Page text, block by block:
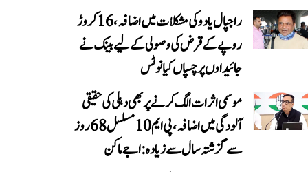
راجپال یادو کی مشکلات میں اضافہ، 16 کروڑ
روپے کے قرض کی وصولی کے لیے بینک نے
جائیداوں پر چسپاں کیا نوٹس
موسمی اثرات الگ کرنے پر بھی دہلی کی حقیقی
آلودگی میں اضافہ، پی ایم 10 مسلسل 68 روز
سے گزشتہ سال سے زیادہ: اجے ماکن